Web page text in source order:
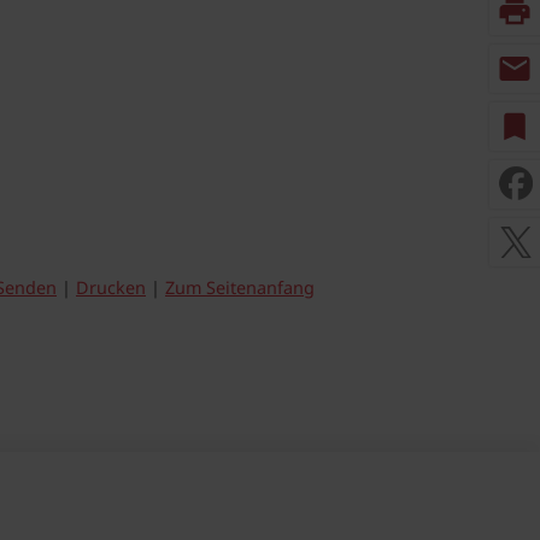
Drucken Zum Seitenanfang
print
mail
bookmark